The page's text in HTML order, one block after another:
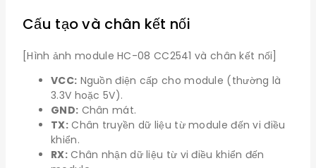
Cấu tạo và chân kết nối
[Hình ảnh module HC-08 CC2541 và chân kết nối]
VCC: Nguồn điện cấp cho module (thường là
3.3V hoặc 5V).
GND: Chân mát.
TX:Chân truyền dữ liệu từ module đến vi điều
khiển.
RX:Chân nhận dữ liệu từ vi điều khiển đến